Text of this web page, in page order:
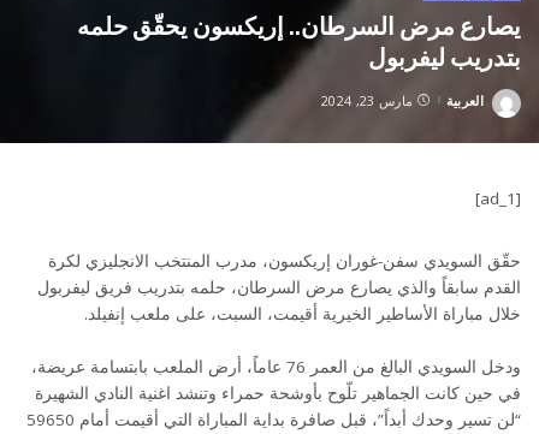
يصارع مرض السرطان.. إريكسون يحقّق حلمه
بتدريب ليفربول
Posted
العربية مارس 23, 2024
[ad_1]
حقّق السويدي سفن-غوران إريكسون، مدرب المنتخب الانجليزي لكرة
القدم سابقاً والذي يصارع مرض السرطان، حلمه بتدريب فريق ليفربول
خلال مباراة الأساطير الخيرية أقيمت، السبت، على ملعب إنفيلد.
ودخل السويدي البالغ من العمر 76 عاماً، أرض الملعب بابتسامة عريضة،
في حين كانت الجماهير تلّوح بأوشحة حمراء وتنشد اغنية النادي الشهيرة
“لن تسير وحدك أبداً”، قبل صافرة بداية المباراة التي أقيمت أمام 59650